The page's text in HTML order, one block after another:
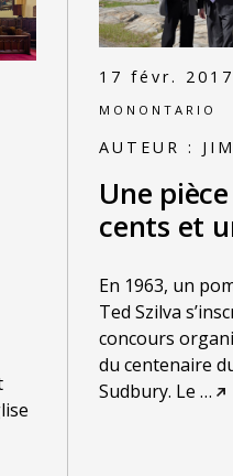
17 févr. 2017
MONONTARIO
AUTEUR :
Une
cents et
En 1963, un
Ted Szilva
concours
du centenaire
Sudbury. Le …